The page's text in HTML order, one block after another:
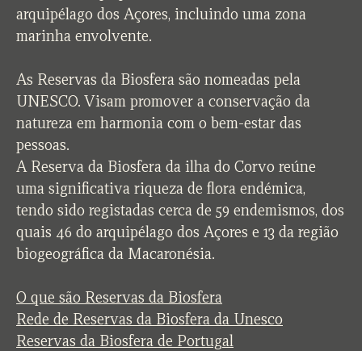
arquipélago dos Açores, incluindo uma zona
marinha envolvente.
As Reservas da Biosfera são nomeadas pela
UNESCO. Visam promover a conservação da
natureza em harmonia com o bem-estar das
pessoas.
A Reserva da Biosfera da ilha do Corvo reúne
uma significativa riqueza de flora endémica,
tendo sido registadas cerca de 59 endemismos, dos
quais 46 do arquipélago dos Açores e 13 da região
biogeográfica da Macaronésia.
O que são Reservas da Biosfera
Rede de Reservas da Biosfera da Unesco
Reservas da Biosfera de Portugal